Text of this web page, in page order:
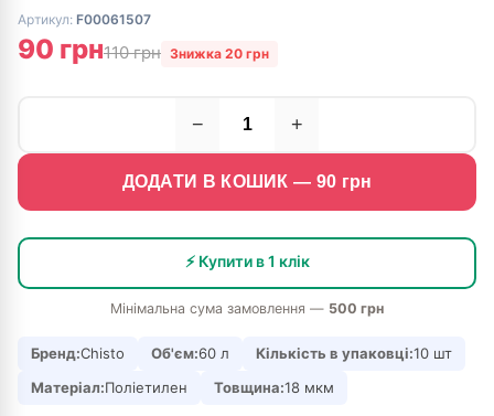
Артикул: F00061507
90 грн110 грн Знижка 20 грн
− +
ДОДАТИ В КОШИК — 90 грн
⚡ Купити в 1 клік
Мінімальна сума замовлення — 500 грн
Бренд:Chisto Об'єм:60 л Кількість в упаковці:10 шт
Матеріал:Поліетилен Товщина:18 мкм